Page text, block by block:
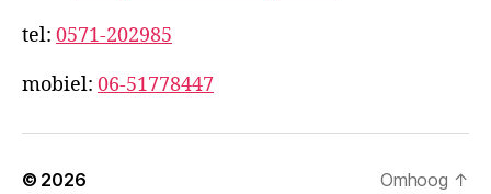
tel: 0571-202985
mobiel: 06-51778447
© 2026 Omhoog ↑